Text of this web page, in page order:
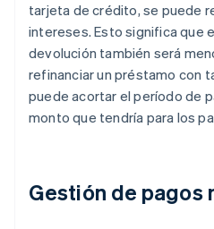
tarjeta de crédito, se puede
intereses. Esto significa que
devolución también será
refinanciar un préstamo con
puede acortar el período de
monto que tendría para los
Gestión de pagos